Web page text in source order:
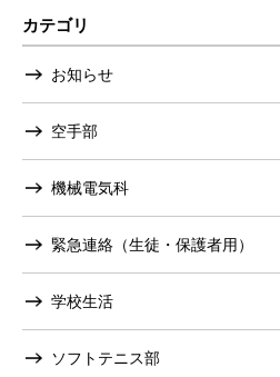
カテゴリ
お知らせ
空手部
機械電気科
緊急連絡（生徒・保護者用）
学校生活
ソフトテニス部